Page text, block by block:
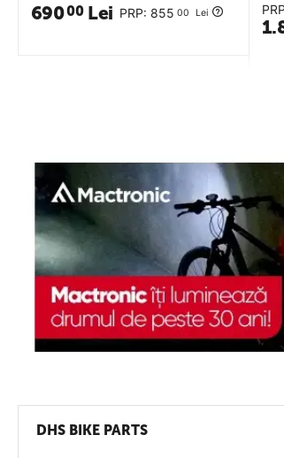
PRP: 855 00 Lei
69000 Lei
DHS BIKE PARTS